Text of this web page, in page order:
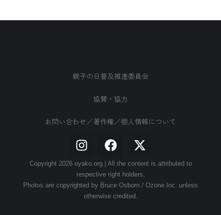
親子の日普及推進委員会
協賛・協力
お問い合わせ／著作権／個人情報について
Copyright 2026 oyako.org | All the content is attributed to
respective right holders.
Photos are copyrighted by Bruce Osborn / Ozone Inc. unless
otherwise credited.